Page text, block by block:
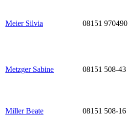
Meier Silvia 08151 970490
Metzger Sabine 08151 508-43
Miller Beate 08151 508-16